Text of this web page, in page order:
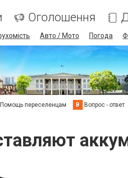
Оголошення
Авто / Мото Погода
Помощь переселенцам В Вопрос - ответ